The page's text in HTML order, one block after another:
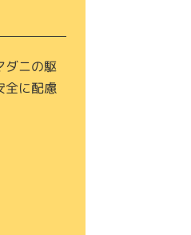
ダニの駆
全に配慮